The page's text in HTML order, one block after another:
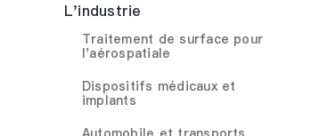
L'industrie
Traitement de surface pour
l'aérospatiale
Dispositifs médicaux et
implants